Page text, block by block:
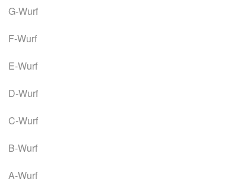
G-Wurf
F-Wurf
E-Wurf
D-Wurf
C-Wurf
B-Wurf
A-Wurf